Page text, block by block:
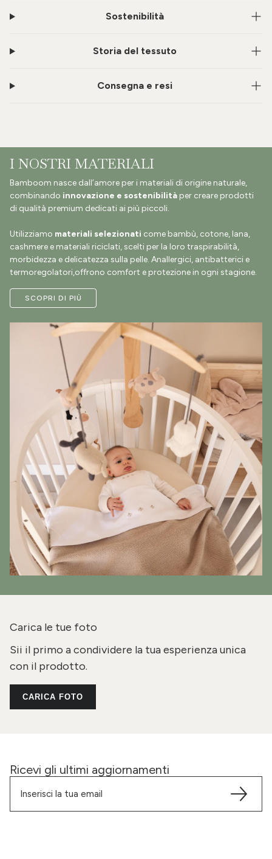
Sostenibilità
Storia del tessuto
Consegna e resi
I NOSTRI MATERIALI
Bamboom nasce dall’amore per i materiali di origine naturale,
combinando innovazione e sostenibilità per creare prodotti
di qualità premium dedicati ai più piccoli.
Utilizziamo materiali selezionati come bambù, cotone, lana,
cashmere e materiali riciclati, scelti per la loro traspirabilità,
morbidezza e delicatezza sulla pelle. Anallergici, antibatterici e
termoregolatori,offrono comfort e protezione in ogni stagione.
SCOPRI DI PIÙ
Carica le tue foto
Sii il primo a condividere la tua esperienza unica
con il prodotto.
CARICA FOTO
Ricevi gli ultimi aggiornamenti